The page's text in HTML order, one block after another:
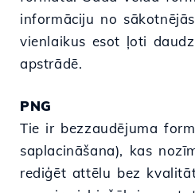
informāciju no
vienlaikus esot ļoti
apstrādē.
PNG
Tie ir bezzaudējuma
saplacināšana), kas
rediģēt attēlu bez